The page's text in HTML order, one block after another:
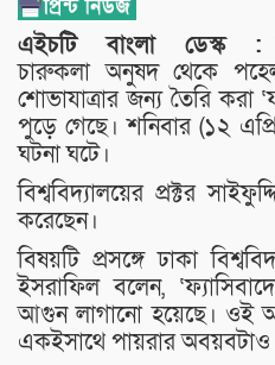
এইচটিবাংলা ডেস্ক
চারুকলা অনুষদ থেকে
শোভাযাত্রার জন্য তৈরি করা
পুড়ে গেছে। শনিবার (১২
ঘটনা ঘটে।
বিশ্ববিদ্যালয়ের প্রক্টর
করেছেন।
বিষয়টি প্রসঙ্গে ঢাকা
ইসরাফিল বলেন,
আগুন লাগানো হয়েছে। ওই
একইসাথে পায়রার অবয়বটাও